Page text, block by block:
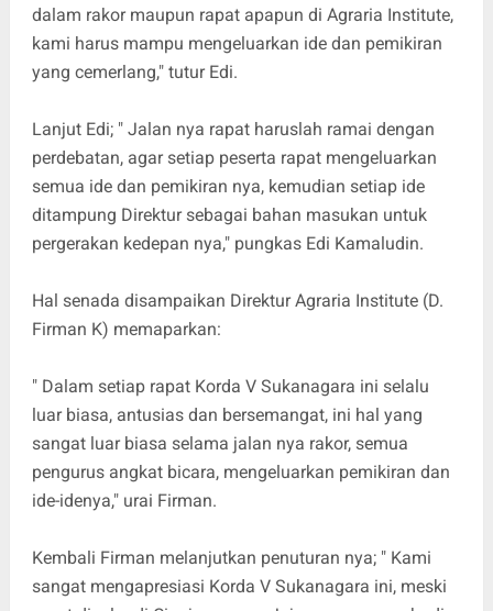
dalam rakor maupun rapat apapun di Agraria Institute,
kami harus mampu mengeluarkan ide dan pemikiran
yang cemerlang," tutur Edi.
Lanjut Edi; " Jalan nya rapat haruslah ramai dengan
perdebatan, agar setiap peserta rapat mengeluarkan
semua ide dan pemikiran nya, kemudian setiap ide
ditampung Direktur sebagai bahan masukan untuk
pergerakan kedepan nya," pungkas Edi Kamaludin.
Hal senada disampaikan Direktur Agraria Institute (D.
Firman K) memaparkan:
" Dalam setiap rapat Korda V Sukanagara ini selalu
luar biasa, antusias dan bersemangat, ini hal yang
sangat luar biasa selama jalan nya rakor, semua
pengurus angkat bicara, mengeluarkan pemikiran dan
ide-idenya," urai Firman.
Kembali Firman melanjutkan penuturan nya; " Kami
sangat mengapresiasi Korda V Sukanagara ini, meski